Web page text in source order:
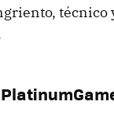
técnico